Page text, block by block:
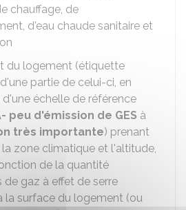
chauffage, de
d'eau chaude sanitaire et
du logement (étiquette
partie de celui-ci, en
échelle de référence
peu d'émission de GES à
très importante) prenant
zone climatique et l'altitude,
de la quantité
de gaz à effet de serre
la surface du logement (ou